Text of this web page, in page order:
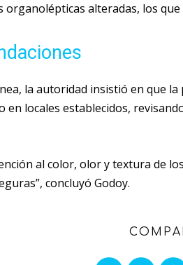
organolépticas alteradas, los
la autoridad insistió en que
en locales establecidos,
al color, olor y textura de
concluyó Godoy.